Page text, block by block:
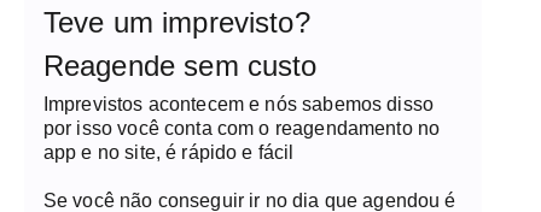
Teve um imprevisto?
Reagende sem custo
Imprevistos acontecem e nós sabemos disso
por isso você conta com o reagendamento no
app e no site, é rápido e fácil
Se você não conseguir ir no dia que agendou é